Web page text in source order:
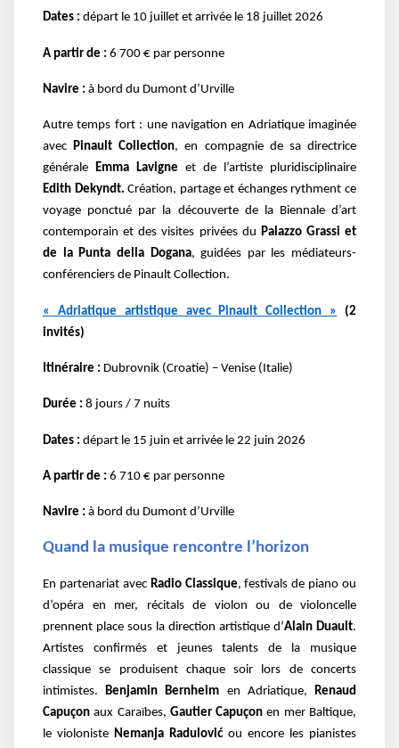
Dates : départ le 10 juillet et arrivée le 18 juillet 2026
A partir de : 6 700 € par personne
Navire : à bord du Dumont d’Urville
Autre temps fort : une navigation en Adriatique imaginée
avecPinault Collection, en compagnie de sa directrice
générale Emma Lavigne et de l’artiste pluridisciplinaire
Edith Dekyndt.Création, partage et échanges rythment ce
voyage ponctué par la découverte de la Biennale d’art
contemporain et des visites privées du Palazzo Grassi et
de la Punta della Dogana, guidées par les médiateurs-
conférenciers de Pinault Collection.
« Adriatique artistique avec Pinault Collection » (2
invités)
Itinéraire : Dubrovnik (Croatie) – Venise (Italie)
Durée : 8 jours / 7 nuits
Dates : départ le 15 juin et arrivée le 22 juin 2026
A partir de : 6 710 € par personne
Navire : à bord du Dumont d’Urville
Quand la musique rencontre l’horizon
En partenariat avec Radio Classique, festivals de piano ou
d’opéra en mer, récitals de violon ou de violoncelle
prennent place sous la direction artistique d’Alain Duault.
Artistes confirmés et jeunes talents de la musique
classique se produisent chaque soir lors de concerts
intimistes.
Benjamin Bernheim en Adriatique,
Renaud
Capuçon aux Caraïbes, Gautier Capuçon en mer Baltique,
le violoniste Nemanja Radulović ou encore les pianistes